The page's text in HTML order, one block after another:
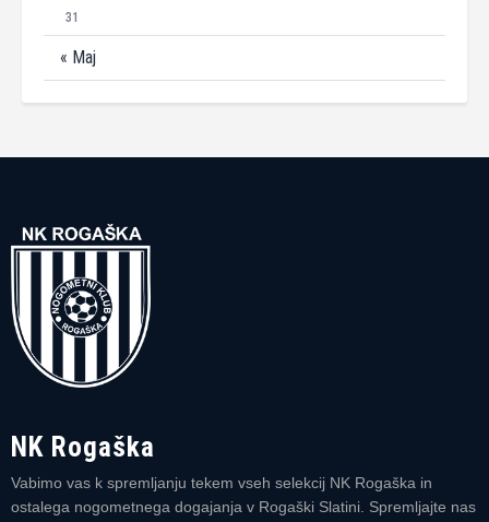
« Maj
31
NK Rogaška
Vabimo vas k spremljanju tekem vseh selekcij NK Rogaška in
ostalega nogometnega dogajanja v Rogaški Slatini. Spremljajte nas